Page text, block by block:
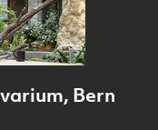
Bern